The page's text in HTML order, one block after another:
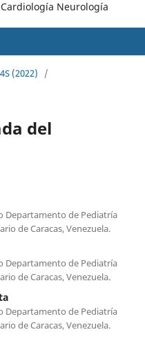
Neurología
(2022)
/
del
Departamento de Pediatría
de Caracas, Venezuela.
Departamento de Pediatría
de Caracas, Venezuela.
Departamento de Pediatría
de Caracas, Venezuela.